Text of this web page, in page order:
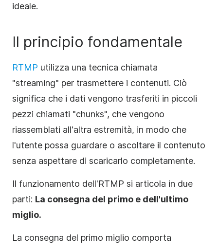
ideale.
Il principio fondamentale
RTMP utilizza una tecnica chiamata
"streaming" per trasmettere i contenuti. Ciò
significa che i dati vengono trasferiti in piccoli
pezzi chiamati "chunks", che vengono
riassemblati all'altra estremità, in modo che
l'utente possa guardare o ascoltare il contenuto
senza aspettare di scaricarlo completamente.
Il funzionamento dell'RTMP si articola in due
parti: La consegna del primo e dell'ultimo
miglio.
La consegna del primo miglio comporta